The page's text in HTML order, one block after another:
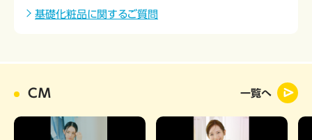
基礎化粧品に関するご質問
CM 一覧へ